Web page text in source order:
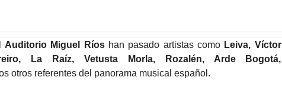
Auditorio Miguel Ríoshan pasado artistas como Leiva, Víctor
La Raíz, Vetusta Morla, Rozalén, Arde Bogotá,
otros referentes del panorama musical español.